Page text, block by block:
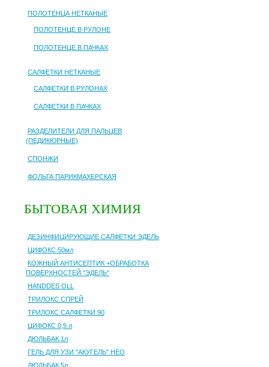
ПОЛОТЕНЦА НЕТКАНЫЕ
ПОЛОТЕНЦЕ В РУЛОНЕ
ПОЛОТЕНЦЕ В ПАЧКАХ
САЛФЕТКИ НЕТКАНЫЕ
САЛФЕТКИ В РУЛОНАХ
САЛФЕТКИ В ПАЧКАХ
РАЗДЕЛИТЕЛИ ДЛЯ ПАЛЬЦЕВ
(ПЕДИКЮРНЫЕ)
СПОНЖИ
ФОЛЬГА ПАРИКМАХЕРСКАЯ
БЫТОВАЯ ХИМИЯ
ДЕЗИНФИЦИРУЮЩИЕ САЛФЕТКИ ЭДЕЛЬ
ЦИФОКС 50мл
КОЖНЫЙ АНТИСЕПТИК +ОБРАБОТКА
ПОВЕРХНОСТЕЙ "ЭДЕЛЬ"
HANDDES OLL
ТРИЛОКС СПРЕЙ
ТРИЛОКС САЛФЕТКИ 90
ЦИФОКС 0,5 л
ДЮЛЬБАК 1л
ГЕЛЬ ДЛЯ УЗИ "АКУГЕЛЬ" НЕО
ДЮЛЬБАК 5л